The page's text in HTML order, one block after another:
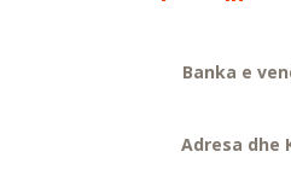
Banka e
Adresa dhe